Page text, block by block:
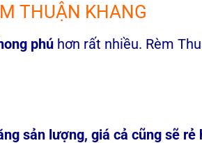
THUẬN KHANG
phú hơn rất nhiều. Rèm
sản lượng, giá cả cũng sẽ rẻ